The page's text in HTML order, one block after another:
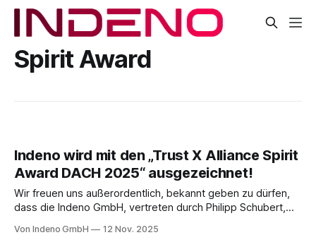
Spirit Award
Indeno wird mit den „Trust X Alliance Spirit
Award DACH 2025“ ausgezeichnet!
Wir freuen uns außerordentlich, bekannt geben zu dürfen,
dass die Indeno GmbH, vertreten durch Philipp Schubert,
Alliance Spirit Award DACH 2025“ ausgezeichnet wurde! Der
Von Indeno GmbH 12 Nov. 2025